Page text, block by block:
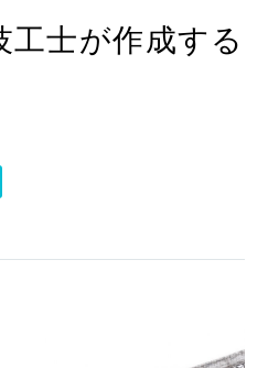
工士が作成する